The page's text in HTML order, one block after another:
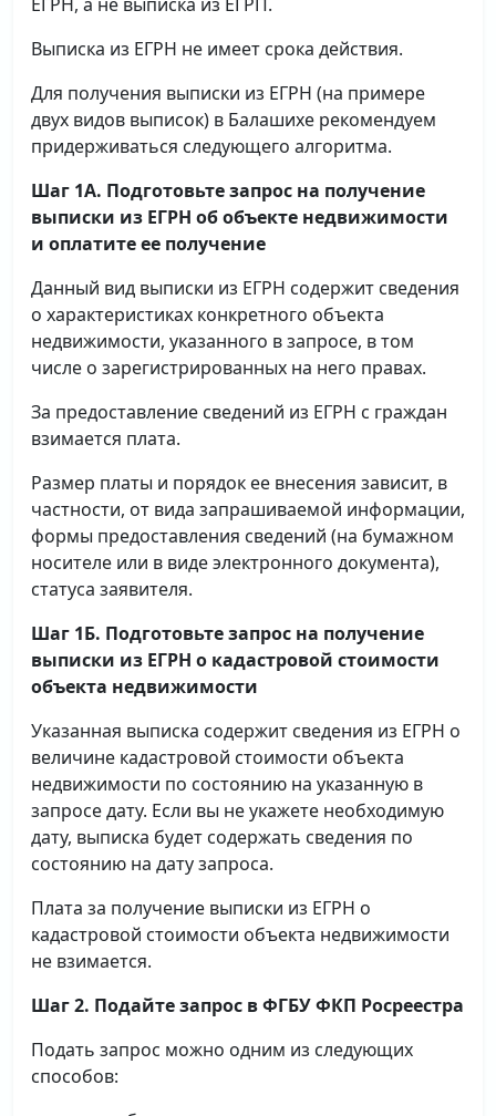
Выписка из ЕГРН не имеет срока действия.
Для получения выписки из ЕГРН (на примере
двух видов выписок) в Балашихе рекомендуем
придерживаться следующего алгоритма.
Шаг 1А. Подготовьте запрос на получение
выписки из ЕГРН об объекте недвижимости
и оплатите ее получение
Данный вид выписки из ЕГРН содержит сведения
о характеристиках конкретного объекта
недвижимости, указанного в запросе, в том
числе о зарегистрированных на него правах.
За предоставление сведений из ЕГРН с граждан
взимается плата.
Размер платы и порядок ее внесения зависит, в
частности, от вида запрашиваемой информации,
формы предоставления сведений (на бумажном
носителе или в виде электронного документа),
статуса заявителя.
Шаг 1Б. Подготовьте запрос на получение
выписки из ЕГРН о кадастровой стоимости
объекта недвижимости
Указанная выписка содержит сведения из ЕГРН о
величине кадастровой стоимости объекта
недвижимости по состоянию на указанную в
запросе дату. Если вы не укажете необходимую
дату, выписка будет содержать сведения по
состоянию на дату запроса.
Плата за получение выписки из ЕГРН о
кадастровой стоимости объекта недвижимости
не взимается.
Шаг 2. Подайте запрос в ФГБУ ФКП Росреестра
Подать запрос можно одним из следующих
способов: